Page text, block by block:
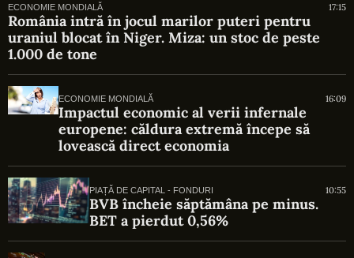
ECONOMIE MONDIALĂ 17:15
România intră în jocul marilor puteri pentru
uraniul blocat în Niger. Miza: un stoc de peste
1.000 de tone
ECONOMIE MONDIALĂ 16:09
Impactul economic al verii infernale
europene: căldura extremă începe să
lovească direct economia
PIAȚĂ DE CAPITAL - FONDURI 10:55
BVB încheie săptămâna pe minus.
BET a pierdut 0,56%